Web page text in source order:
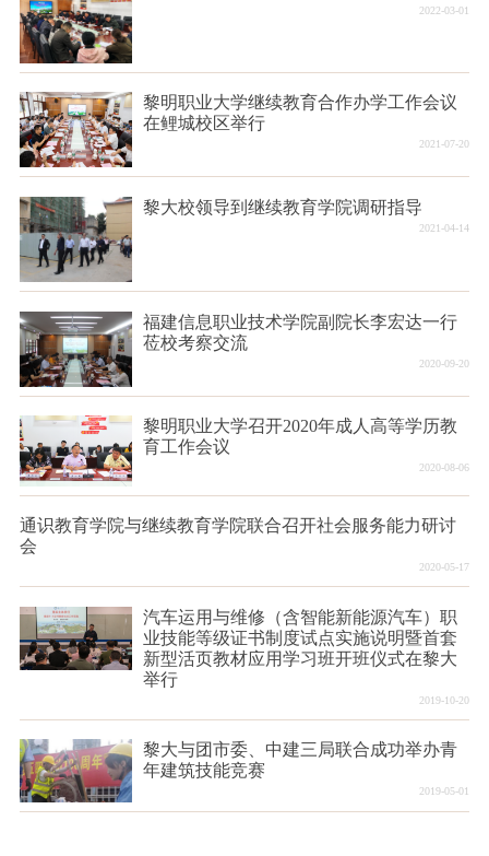
2022-03-01
黎明职业大学继续教育合作办学工作会议
在鲤城校区举行
2021-07-20
黎大校领导到继续教育学院调研指导
2021-04-14
福建信息职业技术学院副院长李宏达一行
莅校考察交流
2020-09-20
黎明职业大学召开2020年成人高等学历教
育工作会议
2020-08-06
通识教育学院与继续教育学院联合召开社会服务能力研讨
会
2020-05-17
汽车运用与维修（含智能新能源汽车）职
业技能等级证书制度试点实施说明暨首套
新型活页教材应用学习班开班仪式在黎大
举行
2019-10-20
黎大与团市委、中建三局联合成功举办青
年建筑技能竞赛
2019-05-01